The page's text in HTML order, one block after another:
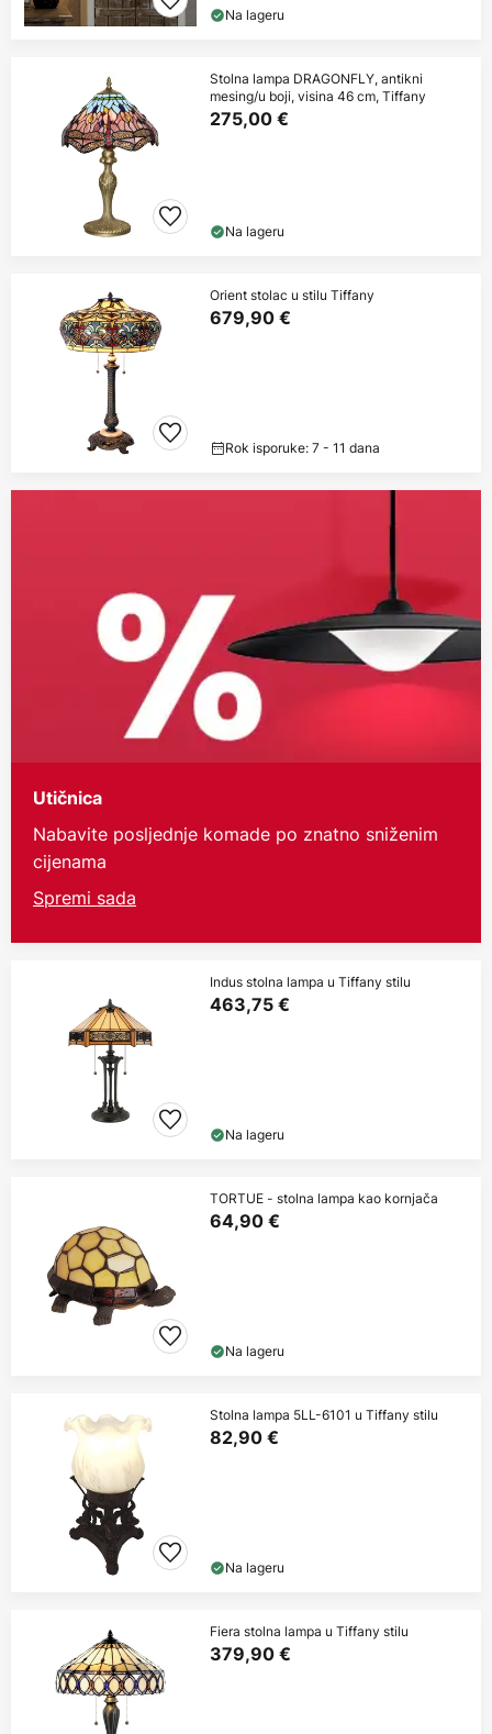
Na lageru
Stolna lampa DRAGONFLY, antikni
mesing/u boji, visina 46 cm, Tiffany
275,00 €
Na lageru
Orient stolac u stilu Tiffany
679,90 €
Rok isporuke: 7 - 11 dana
Utičnica
Nabavite posljednje komade po znatno sniženim
cijenama
Spremi sada
Indus stolna lampa u Tiffany stilu
463,75 €
Na lageru
TORTUE - stolna lampa kao kornjača
64,90 €
Na lageru
Stolna lampa 5LL-6101 u Tiffany stilu
82,90 €
Na lageru
Fiera stolna lampa u Tiffany stilu
379,90 €